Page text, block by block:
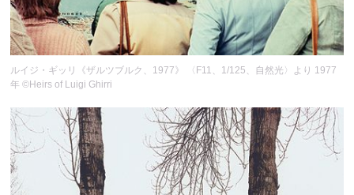
ルイジ・ギッリ《ザルツブルク、1977》 〈F11、1/125、自然光〉より 1977
年 ©Heirs of Luigi Ghirri